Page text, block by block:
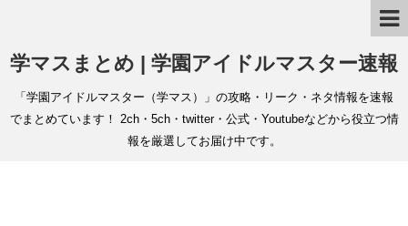
学マスまとめ | 学園アイドルマスター速報
「学園アイドルマスター（学マス）」の攻略・リーク・ネタ情報を速報
でまとめています！ 2ch・5ch・twitter・公式・Youtubeなどから役立つ情
報を厳選してお届け中です。